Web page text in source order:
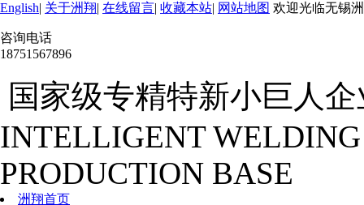
English| 关于洲翔| 在线留言| 收藏本站| 网站地图 欢迎光临无锡
咨询电话
18751567896
国家级专精特新小巨人企
INTELLIGENT
PRODUCTION BASE
洲翔首页